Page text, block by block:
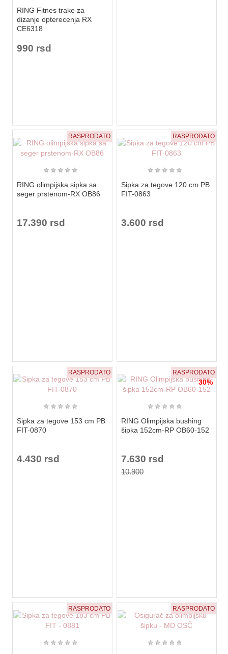
RING Fitnes trake za
dizanje opterecenja RX
CE6318
990 rsd
RASPRODATO
★ ★ ★ ★ ★
RING olimpijska sipka sa
seger prstenom-RX OB86
17.390 rsd
RASPRODATO
★ ★ ★ ★ ★
Sipka za tegove 120 cm PB
FIT-0863
3.600 rsd
RASPRODATO
★ ★ ★ ★ ★
Sipka za tegove 153 cm PB
FIT-0870
4.430 rsd
RASPRODATO
30%
★ ★ ★ ★ ★
RING Olimpijska bushing
šipka 152cm-RP OB60-152
7.630 rsd
10.900
RASPRODATO
★ ★ ★ ★ ★
RASPRODATO
★ ★ ★ ★ ★